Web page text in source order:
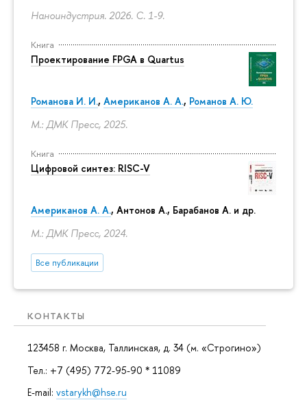
Наноиндустрия. 2026. С. 1-9.
Книга
Проектирование FPGA в Quartus
Романова И. И., Американов А. А., Романов А. Ю.
М.: ДМК Пресс, 2025.
Книга
Цифровой синтез: RISC-V
Американов А. А., Антонов А., Барабанов А. и др.
М.: ДМК Пресс, 2024.
Все публикации
КОНТАКТЫ
123458 г. Москва, Таллинская, д. 34 (м. «Строгино»)
Тел.: +7 (495) 772-95-90 * 11089
E-mail: vstarykh@hse.ru